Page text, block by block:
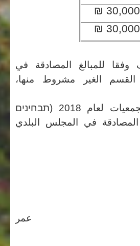
30,000
₪
30,000
₪
للمبالغ المصادقة في
القسم الغير مشروط منها،
لعام 2018 (
תבחינים
المصادقة في المجلس البلدي
عمر